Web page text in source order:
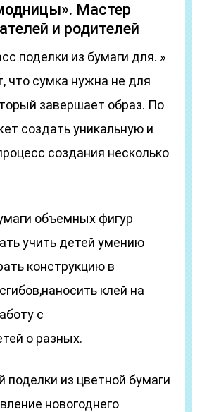
Мастер
и родителей
поделки из бумаги для. »
что сумка нужна не для
завершает образ. По
создать уникальную и
создания несколько
объемных фигур
учить детей умению
конструкцию в
клей на
с
о разных.
поделки из цветной бумаги
новогоднего